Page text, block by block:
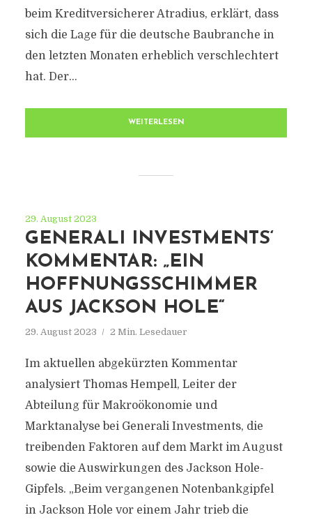
beim Kreditversicherer Atradius, erklärt, dass
sich die Lage für die deutsche Baubranche in
den letzten Monaten erheblich verschlechtert
hat. Der...
WEITERLESEN
29. August 2023
GENERALI INVESTMENTS‘
KOMMENTAR: „EIN
HOFFNUNGSSCHIMMER
AUS JACKSON HOLE“
29. August 2023 2 Min. Lesedauer
Im aktuellen abgekürzten Kommentar
analysiert Thomas Hempell, Leiter der
Abteilung für Makroökonomie und
Marktanalyse bei Generali Investments, die
treibenden Faktoren auf dem Markt im August
sowie die Auswirkungen des Jackson Hole-
Gipfels. „Beim vergangenen Notenbankgipfel
in Jackson Hole vor einem Jahr trieb die